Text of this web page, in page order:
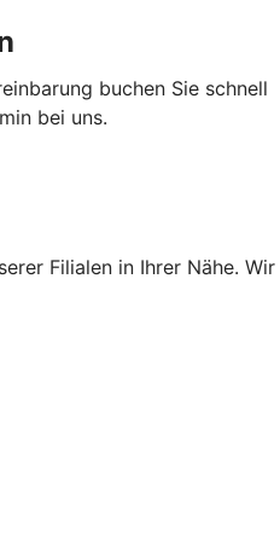
buchen Sie schnell
bei uns.
Filialen in Ihrer Nähe. Wir